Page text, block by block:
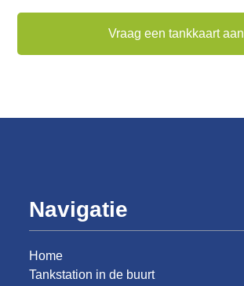
Vraag een tankkaart aan
Navigatie
Home
Tankstation in de buurt